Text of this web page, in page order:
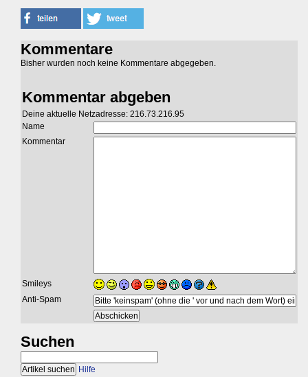
Kommentare
Bisher wurden noch keine Kommentare abgegeben.
Kommentar abgeben
Deine aktuelle Netzadresse: 216.73.216.95
Name
Kommentar
Smileys
Anti-Spam
Suchen
Hilfe